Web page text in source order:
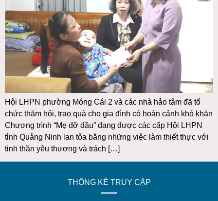
Hội LHPN phường Móng Cái 2 và các nhà hảo tâm đã tổ
chức thăm hỏi, trao quà cho gia đình có hoàn cảnh khó khăn
Chương trình “Mẹ đỡ đầu” đang được các cấp Hội LHPN
tỉnh Quảng Ninh lan tỏa bằng những việc làm thiết thực với
tinh thần yêu thương và trách […]
THỐNG KÊ TRUY CẬP